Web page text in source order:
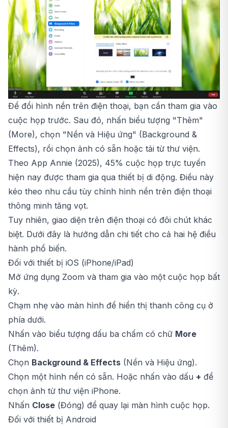
Để đổi hình nền trên điện thoại, bạn cần tham gia vào
cuộc họp trước. Sau đó, nhấn biểu tượng "Thêm"
(More), chọn "Nền và Hiệu ứng" (Background &
Effects), rồi chọn ảnh có sẵn hoặc tải từ thư viện.
Theo App Annie (2025), 45% cuộc họp trực tuyến
hiện nay được tham gia qua thiết bị di động. Điều này
kéo theo nhu cầu tùy chỉnh hình nền trên điện thoại
thông minh tăng vọt.
Tuy nhiên, giao diện trên điện thoại có đôi chút khác
biệt. Dưới đây là hướng dẫn chi tiết cho cả hai hệ điều
hành phổ biến.
Đối với thiết bị iOS (iPhone/iPad)
Mở ứng dụng Zoom và tham gia vào một cuộc họp bất
kỳ.
Chạm nhẹ vào màn hình để hiển thị thanh công cụ ở
phía dưới.
Nhấn vào biểu tượng dấu ba chấm có chữ More
(Thêm).
Chọn Background & Effects (Nền và Hiệu ứng).
Chọn một hình nền có sẵn. Hoặc nhấn vào dấu + để
chọn ảnh từ thư viện iPhone.
Nhấn Close (Đóng) để quay lại màn hình cuộc họp.
Đối với thiết bị Android